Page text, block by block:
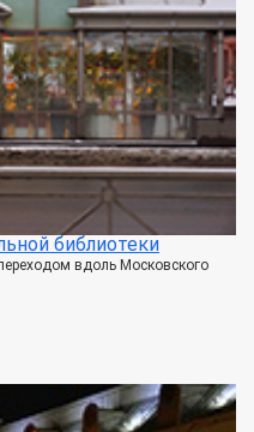
библиотеки
вдоль Московского